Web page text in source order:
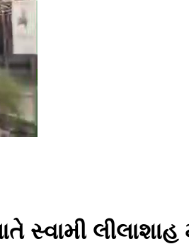
સ્વામી લીલાશાહ